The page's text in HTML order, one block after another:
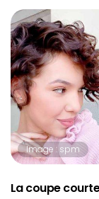
Image : spm
La coupe